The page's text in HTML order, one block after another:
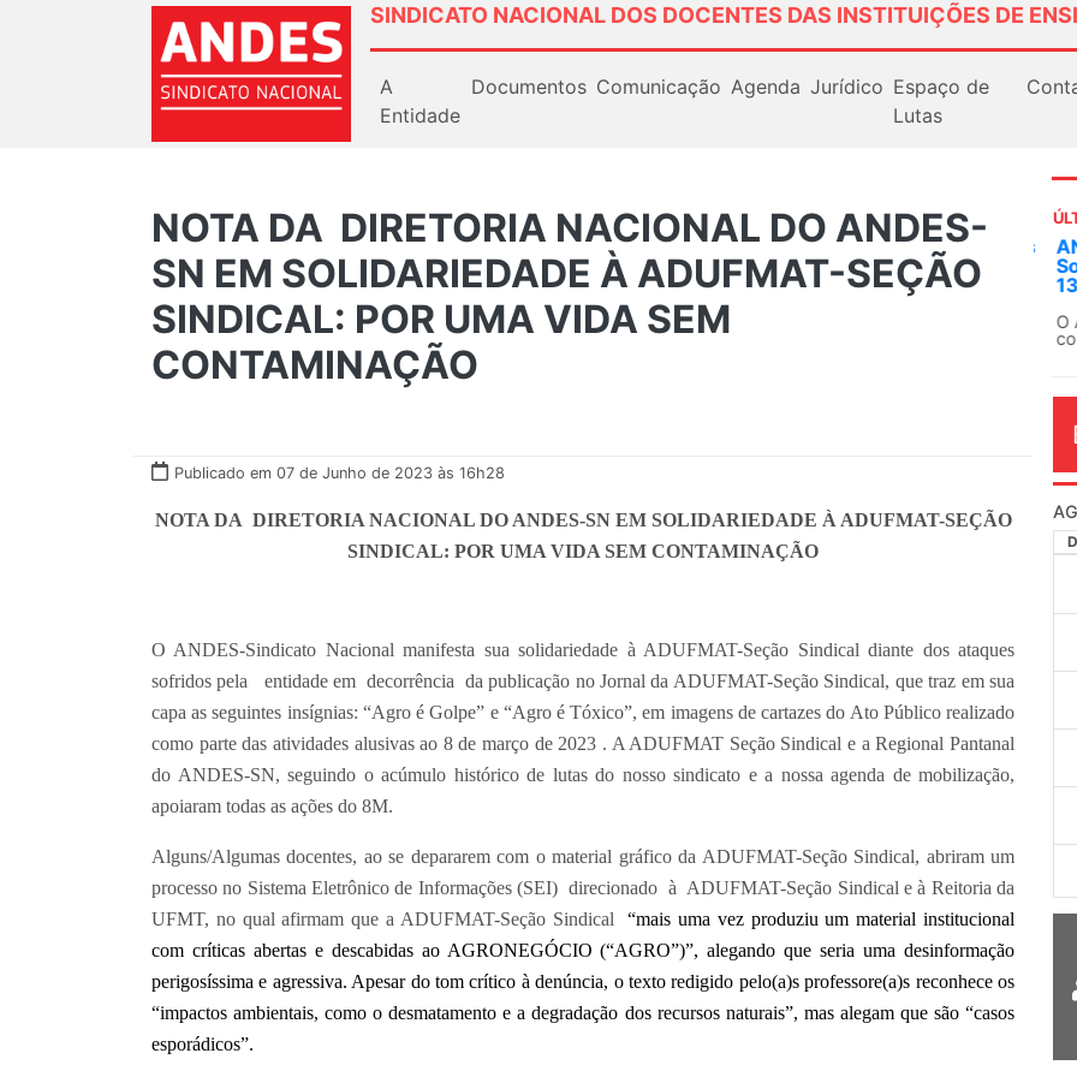
SINDICATO NACIONAL DOS DOCENTES DAS INSTITUIÇÕES DE
A
Entidade
Documentos Comunicação Agenda Jurídico Espaço de
Lutas
NOTA DA DIRETORIA NACIONAL DO ANDES-
SN EM SOLIDARIEDADE À ADUFMAT-SEÇÃO
SINDICAL: POR UMA VIDA SEM
CONTAMINAÇÃO
Publicado em 07 de Junho de 2023 às 16h28
NOTA DA DIRETORIA NACIONAL DO ANDES-SN EM SOLIDARIEDADE À ADUFMAT-SEÇÃO
SINDICAL: POR UMA VIDA SEM CONTAMINAÇÃO
O ANDES-Sindicato Nacional manifesta sua solidariedade à ADUFMAT-Seção Sindical diante dos ataques
sofridos pela entidade em decorrência da publicação no Jornal da ADUFMAT-Seção Sindical, que traz em sua
capa as seguintes insígnias: “Agro é Golpe” e “Agro é Tóxico”, em imagens de cartazes do Ato Público realizado
como parte das atividades alusivas ao 8 de março de 2023 . A ADUFMAT Seção Sindical e a Regional Pantanal
do ANDES-SN, seguindo o acúmulo histórico de lutas do nosso sindicato e a nossa agenda de mobilização,
apoiaram todas as ações do 8M.
Alguns/Algumas docentes, ao se depararem com o material gráfico da ADUFMAT-Seção Sindical, abriram um
processo no Sistema Eletrônico de Informações (SEI) direcionado à ADUFMAT-Seção Sindical e à Reitoria da
UFMT, no qual afirmam que a ADUFMAT-Seção Sindical“mais uma vez produziu um material institucional
com críticas abertas e descabidas ao AGRONEGÓCIO (“AGRO”)”, alegando que seria uma desinformação
perigosíssima e agressiva. Apesar do tom crítico à denúncia, o texto redigido pelo(a)s professore(a)s reconhece os
“impactos ambientais, como o desmatamento e a degradação dos recursos naturais”, mas alegam que são “casos
esporádicos”.
O